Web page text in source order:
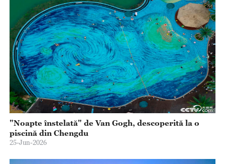
"Noapte înstelată" de Van Gogh, descoperită la o
piscină din Chengdu
25-Jun-2026